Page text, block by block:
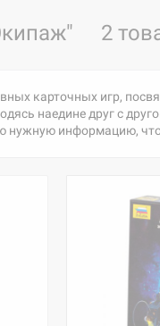
2
карточных игр,
наедине друг с
нужную информацию,